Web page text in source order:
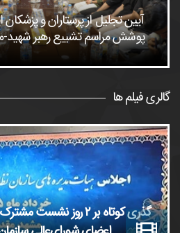
آیین تجلیل از پرستاران و
پوشش مراسم تشییع رهبر
گالری فیلم ها
گذری کوتاه بر ٢ روز